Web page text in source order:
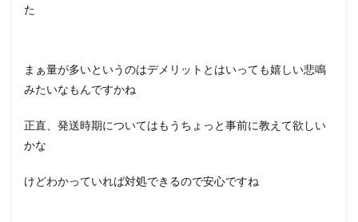
た
まぁ量が多いというのはデメリットとはいっても嬉しい悲鳴
みたいなもんですかね
正直、発送時期についてはもうちょっと事前に教えて欲しい
かな
けどわかっていれば対処できるので安心ですね